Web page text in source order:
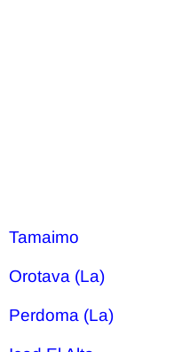
Tamaimo
Orotava (La)
Perdoma (La)